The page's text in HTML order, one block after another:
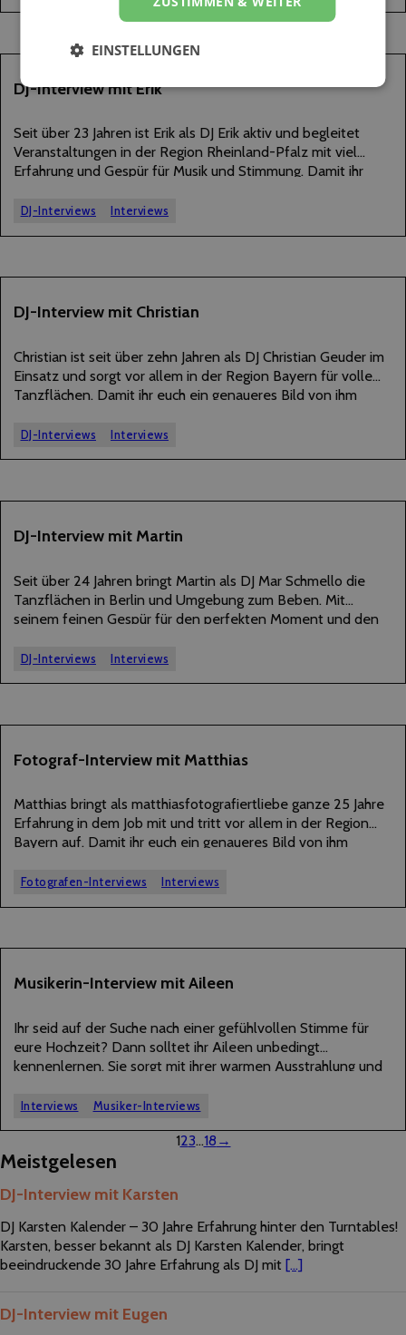
17
DJ-Interview mit Erik
Seit über 23 Jahren ist Erik als DJ Erik aktiv und begleitet
Veranstaltungen in der Region Rheinland-Pfalz mit viel
Erfahrung und Gespür für Musik und Stimmung. Damit ihr
im…
DJ-Interviews Interviews
12
DJ-Interview mit Christian
Christian ist seit über zehn Jahren als DJ Christian Geuder im
Einsatz und sorgt vor allem in der Region Bayern für volle
Tanzflächen. Damit ihr euch ein genaueres Bild von ihm
Interviewfragen…
DJ-Interviews Interviews
28
DJ-Interview mit Martin
Seit über 24 Jahren bringt Martin als DJ Mar Schmello die
Tanzflächen in Berlin und Umgebung zum Beben. Mit
seinem feinen Gespür für den perfekten Moment und den
unvergessliches Erlebnis – egal…
DJ-Interviews Interviews
18
Fotograf-Interview mit Matthias
Matthias bringt als matthiasfotografiertliebe ganze 25 Jahre
Erfahrung in dem Job mit und tritt vor allem in der Region
Bayern auf. Damit ihr euch ein genaueres Bild von ihm
Fragen beantwortet. Natürlich…
Fotografen-Interviews Interviews
03
Musikerin-Interview mit Aileen
Ihr seid auf der Suche nach einer gefühlvollen Stimme für
eure Hochzeit? Dann solltet ihr Aileen unbedingt
kennenlernen. Sie sorgt mit ihrer warmen Ausstrahlung und
Gänsehautmomente. Aileen ist seit über fünf Jahren als
Interviews Musiker-Interviews
123…18 →
Meistgelesen
DJ-Interview mit Karsten
DJ Karsten Kalender – 30 Jahre Erfahrung hinter den Turntables!
Karsten, besser bekannt als DJ Karsten Kalender, bringt
beeindruckende 30 Jahre Erfahrung als DJ mit [...]
DJ-Interview mit Eugen
EINSTELLUNGEN